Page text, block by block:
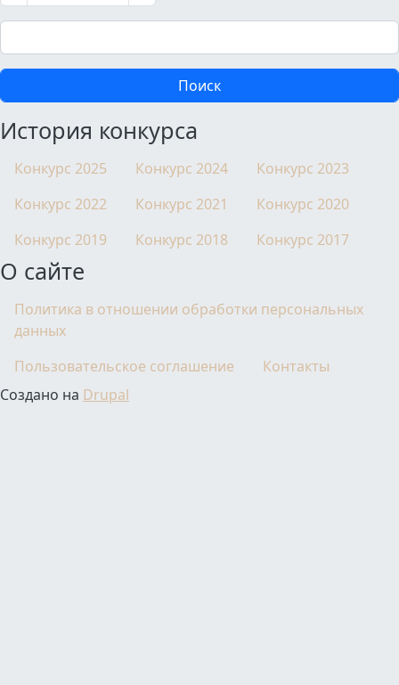
Поиск
История конкурса
Конкурс 2025 Конкурс 2024
Конкурс 2023
Конкурс 2022
Конкурс 2021
Конкурс 2020
Конкурс 2019
Конкурс 2018 Конкурс 2017
О сайте
Политика в отношении обработки персональных
данных
Пользовательское соглашение
Контакты
Создано на Drupal